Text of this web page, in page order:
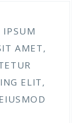
AMET,
ELIT,